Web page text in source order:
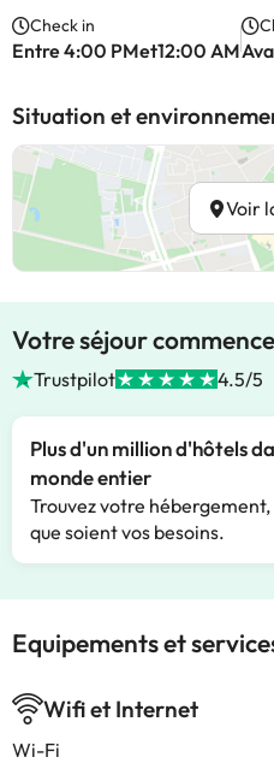
Check in
Entre 4:00 PMet12:00 AM
Situation et
Voir
Votre séjour
Trustpilot 4.5/5
Plus d'un million d'hôtels
monde entier
Trouvez votre hébergement,
que soient vos besoins.
Equipements et
Wifi et Internet
Wi-Fi